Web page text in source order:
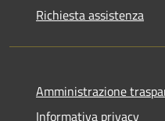
Richiesta assistenza
Amministrazione
Informativa privacy